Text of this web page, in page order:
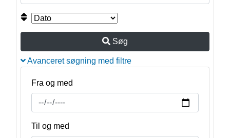
Søg
Avanceret søgning med filtre
Fra og med
Til og med